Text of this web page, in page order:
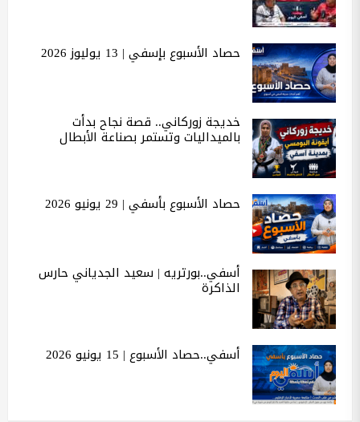
حصاد الأسبوع بإسفي | 13 يوليوز 2026
خديجة زوركاني.. قصة نجاح بدأت
بالميداليات وتستمر بصناعة الأبطال
حصاد الأسبوع بأسفي | 29 يونيو 2026
أسفي..بورتريه | سعيد الجدياني حارس
الذاكرة
أسفي..حصاد الأسبوع | 15 يونيو 2026